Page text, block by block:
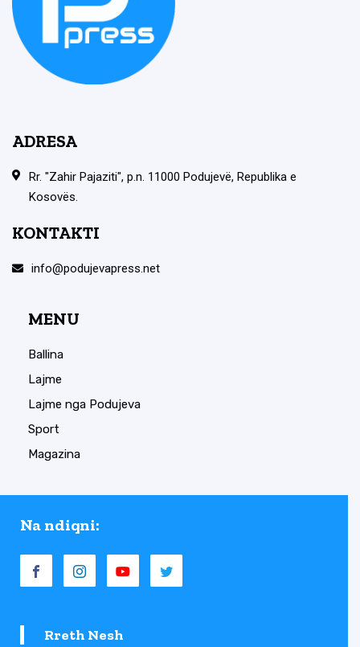
ADRESA
Rr. "Zahir Pajaziti", p.n. 11000 Podujevë, Republika e
Kosovës.
KONTAKTI
info@podujevapress.net
MENU
Ballina
Lajme
Lajme nga Podujeva
Sport
Magazina
Na ndiqni:
Rreth Nesh